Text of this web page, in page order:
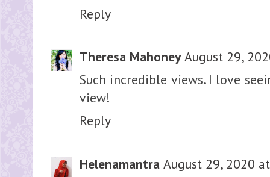
Reply
Theresa Mahoney August 29,
Such incredible views. I love
view!
Reply
Helenamantra August 29, 2020